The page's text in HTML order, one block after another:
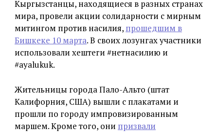
Кыргызстанцы, находящиеся в разных странах
мира, провели акции солидарности с мирным
митингом против насилия, прошедшим в
Бишкеке 10 марта. В своих лозунгах участники
использовали хештеги #нетнасилию и
#ayalukuk.
Жительницы города Пало-Альто (штат
Калифорния, США) вышли с плакатами и
прошли по городу импровизированным
маршем. Кроме того, они призвали